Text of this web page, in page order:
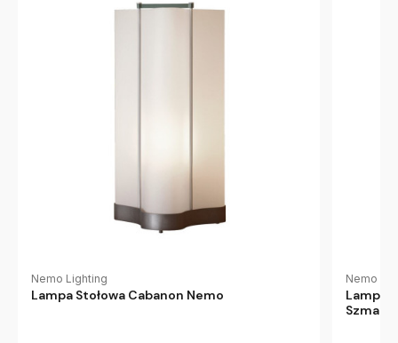
Nemo Lighting
Lampa Stołowa Cabanon Nemo
Nemo
Lampa